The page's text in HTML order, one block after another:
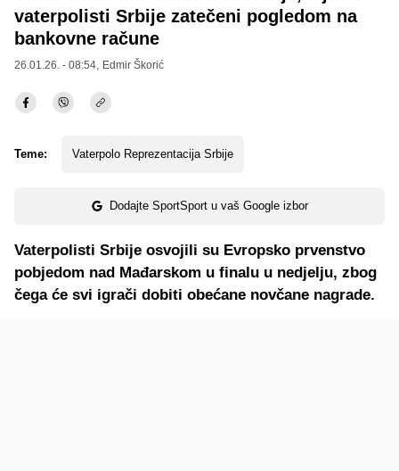
vaterpolisti Srbije zatečeni pogledom na
bankovne račune
26.01.26. - 08:54, Edmir Škorić
Teme: Vaterpolo Reprezentacija Srbije
Dodajte SportSport u vaš Google izbor
Vaterpolisti Srbije osvojili su Evropsko prvenstvo
pobjedom nad Mađarskom u finalu u nedjelju, zbog
čega će svi igrači dobiti obećane novčane nagrade.